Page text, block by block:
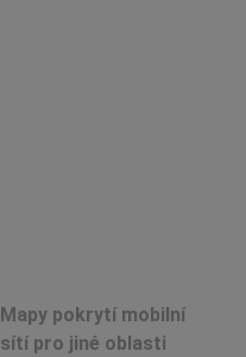
Mapy pokrytí mobilní
sítí pro jiné oblasti